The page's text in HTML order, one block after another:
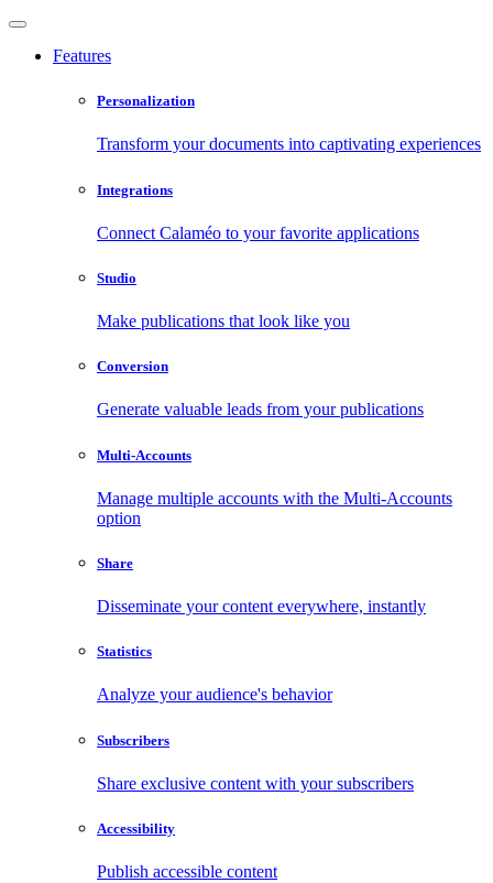
Features
Personalization
Transform your documents into captivating experiences
Integrations
Connect Calaméo to your favorite applications
Studio
Make publications that look like you
Conversion
Generate valuable leads from your publications
Multi-Accounts
Manage multiple accounts with the Multi-Accounts
option
Share
Disseminate your content everywhere, instantly
Statistics
Analyze your audience's behavior
Subscribers
Share exclusive content with your subscribers
Accessibility
Publish accessible content